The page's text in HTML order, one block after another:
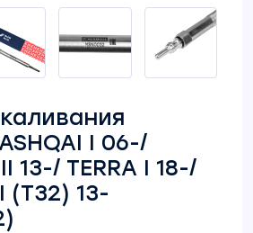
I 06-/
13-/ TERRA I 18-/
(T32) 13-